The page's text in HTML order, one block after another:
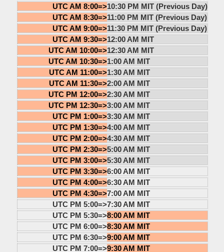
UTC AM 8:00=>10:30 PM MIT (Previous Day)
UTC AM 8:30=>11:00 PM MIT (Previous Day)
UTC AM 9:00=>11:30 PM MIT (Previous Day)
UTC AM 9:30=>12:00 AM MIT
UTC AM 10:00=>12:30 AM MIT
UTC AM 10:30=>1:00 AM MIT
UTC AM 11:00=>1:30 AM MIT
UTC AM 11:30=>2:00 AM MIT
UTC PM 12:00=>2:30 AM MIT
UTC PM 12:30=>3:00 AM MIT
UTC PM 1:00=>3:30 AM MIT
UTC PM 1:30=>4:00 AM MIT
UTC PM 2:00=>4:30 AM MIT
UTC PM 2:30=>5:00 AM MIT
UTC PM 3:00=>5:30 AM MIT
UTC PM 3:30=>6:00 AM MIT
UTC PM 4:00=>6:30 AM MIT
UTC PM 4:30=>7:00 AM MIT
UTC PM 5:00=>7:30 AM MIT
UTC PM 5:30=>8:00 AM MIT
UTC PM 6:00=>8:30 AM MIT
UTC PM 6:30=>9:00 AM MIT
UTC PM 7:00=>9:30 AM MIT